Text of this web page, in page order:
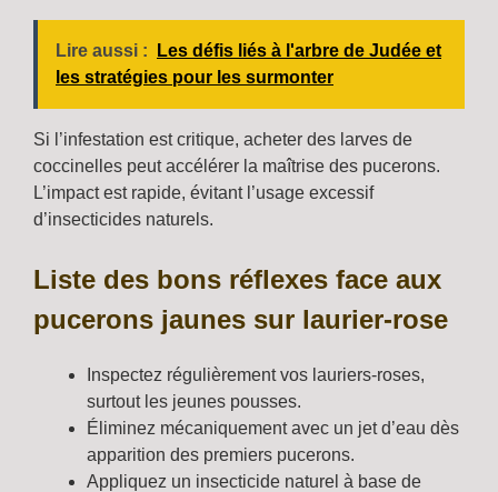
Lire aussi :
Les défis liés à l'arbre de Judée et
les stratégies pour les surmonter
Si l’infestation est critique, acheter des larves de
coccinelles peut accélérer la maîtrise des pucerons.
L’impact est rapide, évitant l’usage excessif
d’insecticides naturels.
Liste des bons réflexes face aux
pucerons jaunes sur laurier-rose
Inspectez régulièrement vos lauriers-roses,
surtout les jeunes pousses.
Éliminez mécaniquement avec un jet d’eau dès
apparition des premiers pucerons.
Appliquez un insecticide naturel à base de